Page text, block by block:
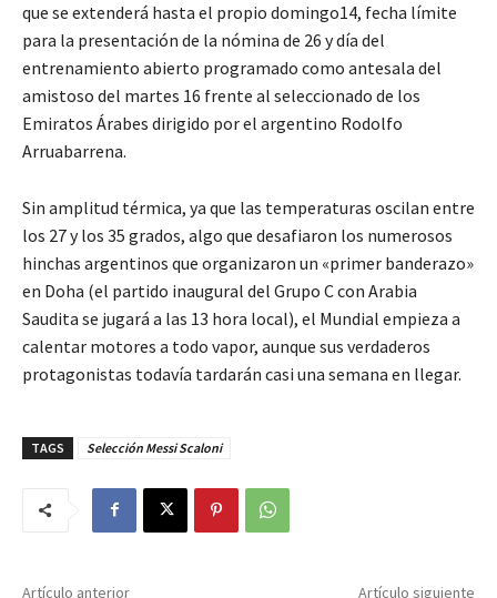
que se extenderá hasta el propio domingo14, fecha límite
para la presentación de la nómina de 26 y día del
entrenamiento abierto programado como antesala del
amistoso del martes 16 frente al seleccionado de los
Emiratos Árabes dirigido por el argentino Rodolfo
Arruabarrena.
Sin amplitud térmica, ya que las temperaturas oscilan entre
los 27 y los 35 grados, algo que desafiaron los numerosos
hinchas argentinos que organizaron un «primer banderazo»
en Doha (el partido inaugural del Grupo C con Arabia
Saudita se jugará a las 13 hora local), el Mundial empieza a
calentar motores a todo vapor, aunque sus verdaderos
protagonistas todavía tardarán casi una semana en llegar.
TAGS Selección Messi Scaloni
Artículo anterior Artículo siguiente